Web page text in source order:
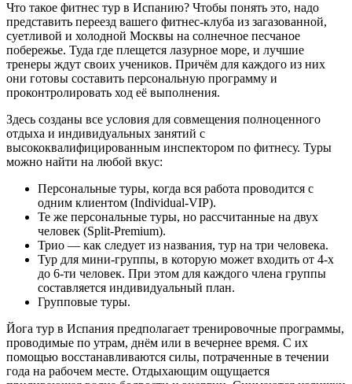
Что такое фитнес тур в Испанию? Чтобы понять это, надо
представить переезд вашего фитнес-клуба из загазованной,
суетливой и холодной Москвы на солнечное песчаное
побережье. Туда где плещется лазурное море, и лучшие
тренеры ждут своих учеников. Причём для каждого из них
они готовы составить персональную программу и
проконтролировать ход её выполнения.
Здесь созданы все условия для совмещения полноценного
отдыха и индивидуальных занятий с
высококвалифицированным инспектором по фитнесу. Туры
можно найти на любой вкус:
Персональные туры, когда вся работа проводится с
одним клиентом (Individual-VIP).
Те же персональные туры, но рассчитанные на двух
человек (Split-Premium).
Трио — как следует из названия, тур на три человека.
Тур для мини-группы, в которую может входить от 4-х
до 6-ти человек. При этом для каждого члена группы
составляется индивидуальный план.
Групповые туры.
Йога тур в Испания предполагает тренировочные программы,
проводимые по утрам, днём или в вечернее время. С их
помощью восстанавливаются силы, потраченные в течении
года на рабочем месте. Отдыхающим ощущается